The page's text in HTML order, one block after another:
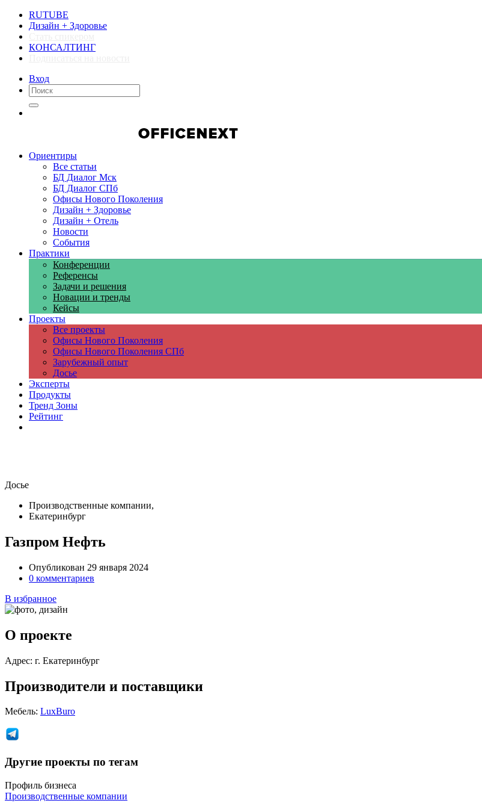
RUTUBE
Дизайн + Здоровье
КОНСАЛТИНГ
Вход
Ориентиры
Все статьи
БД Диалог Мск
БД Диалог СПб
Офисы Нового Поколения
Дизайн + Здоровье
Дизайн + Отель
Новости
События
Практики
Конференции
Референсы
Задачи и решения
Новации и тренды
Кейсы
Проекты
Все проекты
Офисы Нового Поколения
Офисы Нового Поколения СПб
Зарубежный опыт
Досье
Эксперты
Продукты
Тренд Зоны
Рейтинг
Досье
Производственные компании,
Екатеринбург
Газпром Нефть
Опубликован 29 января 2024
0 комментариев
В избранное
О проекте
Адрес: г. Екатеринбург
Производители и поставщики
Мебель: LuxBuro
Другие проекты по тегам
Профиль бизнеса
Производственные компании